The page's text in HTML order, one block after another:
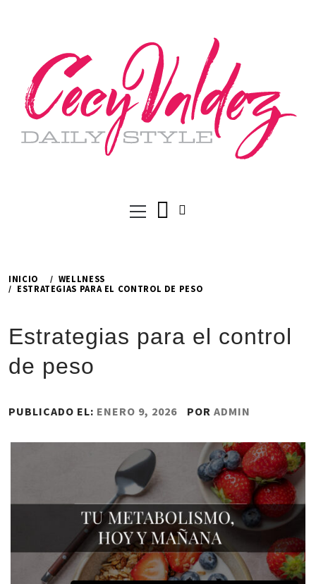
Menú
principal
INICIO
WELLNESS
ESTRATEGIAS PARA EL CONTROL DE PESO
Estrategias para el control
de peso
PUBLICADO EL: ENERO 9, 2026 POR ADMIN